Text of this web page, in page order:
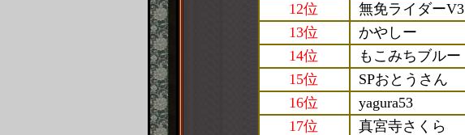
12位
無免ライダーV3
13位
かやしー
14位
もこみちブルー
15位
SPおとうさん
16位
yagura53
17位
真宮寺さくら